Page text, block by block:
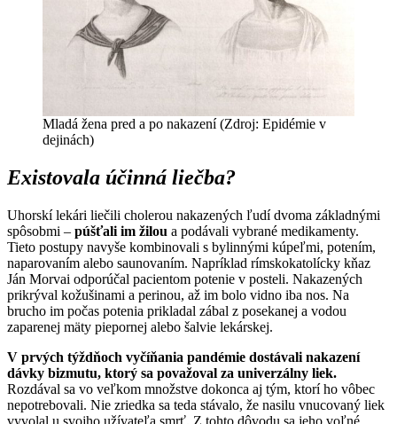
Mladá žena pred a po nakazení (Zdroj: Epidémie v
dejinách)
Existovala účinná liečba?
Uhorskí lekári liečili cholerou nakazených ľudí dvoma základnými
spôsobmi – púšťali im žilou a podávali vybrané medikamenty.
Tieto postupy navyše kombinovali s bylinnými kúpeľmi, potením,
naparovaním alebo saunovaním. Napríklad rímskokatolícky kňaz
Ján Morvai odporúčal pacientom potenie v posteli. Nakazených
prikrýval kožušinami a perinou, až im bolo vidno iba nos. Na
brucho im počas potenia prikladal zábal z posekanej a vodou
zaparenej mäty piepornej alebo šalvie lekárskej.
V prvých týždňoch vyčíňania pandémie dostávali nakazení
dávky bizmutu, ktorý sa považoval za univerzálny liek.
Rozdával sa vo veľkom množstve dokonca aj tým, ktorí ho vôbec
nepotrebovali. Nie zriedka sa teda stávalo, že nasilu vnucovaný liek
vyvolal u svojho užívateľa smrť. Z tohto dôvodu sa jeho voľné